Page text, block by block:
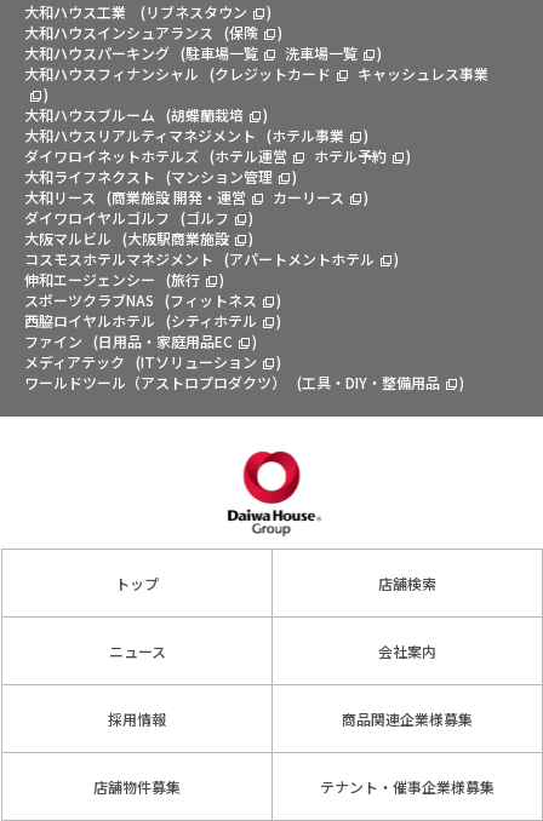
大和ハウス工業 (リブネスタウン
)
大和ハウスインシュアランス
(保険
)
大和ハウスパーキング (駐車場一覧 洗車場一覧
)
大和ハウスフィナンシャル (クレジットカード
キャッシュレス事業
)
大和ハウスブルーム (胡蝶蘭栽培
)
大和ハウスリアルティマネジメント (ホテル事業
)
ダイワロイネットホテルズ (ホテル運営 ホテル予約
)
大和ライフネクスト (マンション管理
)
大和リース
(商業施設 開発・運営 カーリース
)
ダイワロイヤルゴルフ (ゴルフ
)
大阪マルビル (大阪駅商業施設
)
コスモスホテルマネジメント (アパートメントホテル
)
伸和エージェンシー (旅行
)
スポーツクラブNAS (フィットネス
)
西脇ロイヤルホテル (シティホテル
)
ファイン (日用品・家庭用品EC
)
メディアテック (ITソリューション
)
ワールドツール（アストロプロダクツ）
(工具・DIY・整備用品 )
トップ 店舗検索
ニュース 会社案内
採用情報 商品関連企業様募集
店舗物件募集 テナント・催事企業様募集